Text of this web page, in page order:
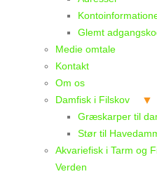
Glemt
Medie omtale
Kontakt
Om os
Damfisk i Filskov
Græskarper til
Stør til
Akvariefisk i Tarm og
Verden